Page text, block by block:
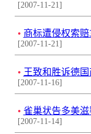
[2007-11-21]
• 商标遭侵权索
[2007-11-21]
• 王致和胜诉德
[2007-11-16]
• 雀巢状告多美
[2007-11-14]